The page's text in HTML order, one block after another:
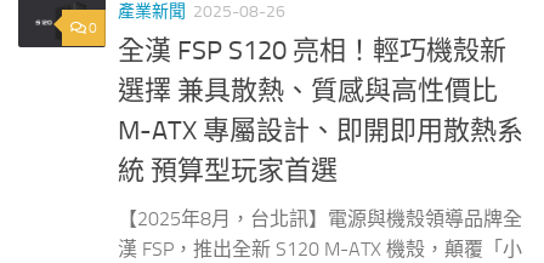
0
產業新聞 2025-08-26
全漢 FSP S120 亮相！輕巧機殼新
選擇 兼具散熱、質感與高性價比
M-ATX 專屬設計、即開即用散熱系
統 預算型玩家首選
【2025年8月，台北訊】電源與機殼領導品牌全
漢 FSP，推出全新 S120 M-ATX 機殼，顛覆「小